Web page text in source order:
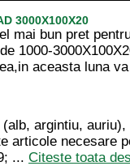
3000X100X20
mai bun pret
1000-
aceasta luna
argintiu, auriu),
articole necesare
... Citeste toata